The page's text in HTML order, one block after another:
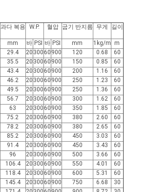
과다 복용 W.P. 혈압 굽기 반지름 무게 길이
mm 바 PSI 바 PSI mm 1kg/m
m
29.4 20 300 60 900 120 0.68
60
35.5 20 300 60 900 150 0.85
60
43.4 20 300 60 900 200 1.16
60
46.2 20 300 60 900 250 1.23
60
49.5 20 300 60 900 250 1.36
60
56.7 20 300 60 900 300 1.62
60
63 20 300 60 900 350 1.85
60
75.2 20 300 60 900 380 2.60
60
78.2 20 300 60 900 380 2.65
60
85.2 20 300 60 900 450 3.03
60
91.4 20 300 60 900 450 3.43
60
96 20 300 60 900 500 3.66
60
106.4 20 300 60 900 550 4.01
60
118.4 20 300 60 900 600 5.31
60
145.4 20 300 60 900 750 6.68
30